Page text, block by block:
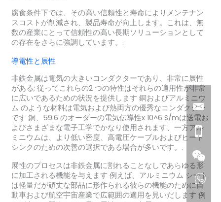
腐食条件下では、その高い信頼性と寿命によりメンテナン
スコストが削減され、製品寿命が向上します。これは、無
数の産業にとって信頼性の高い長期ソリューションとして
の存在をさらに強調しています。.
導電性と展性
非鉄金属は電気の大きいコンダクターであり、非常に展性
がある; 従ってこれらの2 つの特性はそれらの適用性が非常
に広いであるための状況を提供します 銅およびアルミニウ
ム のような材料は電気および熱両方の優秀なコンダクター
です 銅、59.6 のオーダーの電気伝導性x 10^6 S/mは送電お
よびさまざまな電子工学でかなり使用されます、一方アル
ミニウムは、より低い密度、高電圧ケーブルおよびヒート
シンクのための次善の選択である場合が多いです。.
展性のプロセスは非鉄金属に割れることなしであらゆる形
に加工される機能を与えます 例えば、アルミニウム シート
は軽量だが頑丈な部品に形作られる彼らの機能のために自
動車および航空宇宙産業で広範囲の適用を見いだします 例